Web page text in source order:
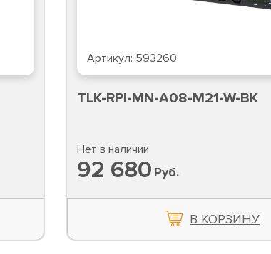
Артикул: 593260
TLK-RPI-MN-A08-M21-W-BK
Нет в наличии
92 680 Руб.
В КОРЗИНУ